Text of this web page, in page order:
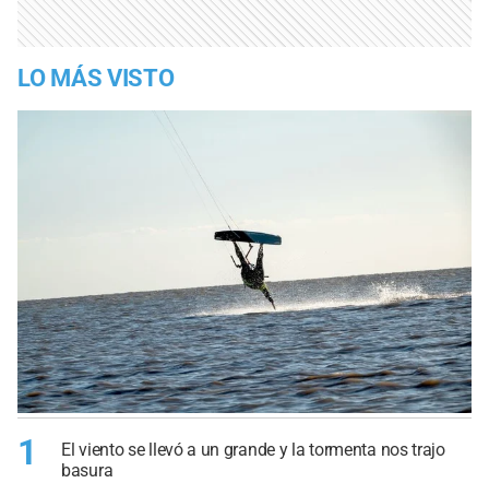
LO MÁS VISTO
1
El viento se llevó a un grande y la tormenta nos trajo
basura